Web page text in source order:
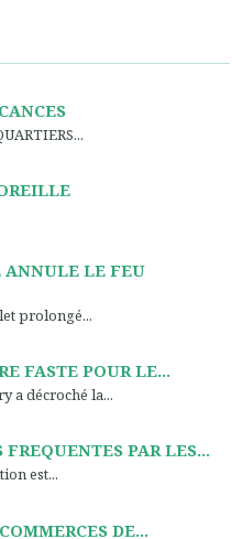
ANNULE LE FEU
prolongé...
FASTE POUR LE...
a décroché la...
PAR LES...
est...
DE...